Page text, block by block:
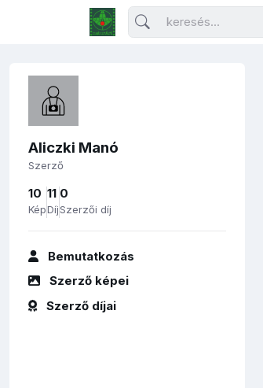
Aliczki Manó
Szerző
10
Kép
11
Díj
0
Szerzői díj
Bemutatkozás
Szerző képei
Szerző díjai